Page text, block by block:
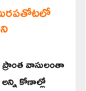
వాసులంతా
కోణాల్లో